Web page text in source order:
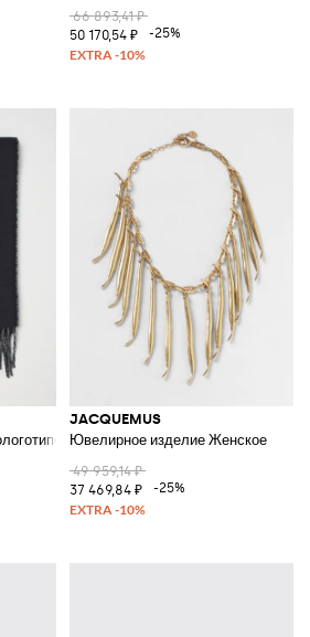
66 893,41 ₽
50 170,54 ₽
-25%
JACQUEMUS
Ювелирное изделие Женское
49 959,14 ₽
37 469,84 ₽
-25%